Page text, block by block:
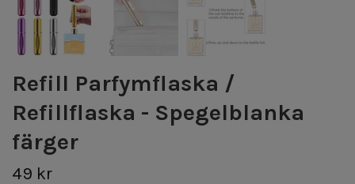
Refill Parfymflaska /
Refillflaska - Spegelblanka
färger
49 kr